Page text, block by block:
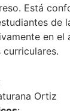
Está
de
en el
Ortiz